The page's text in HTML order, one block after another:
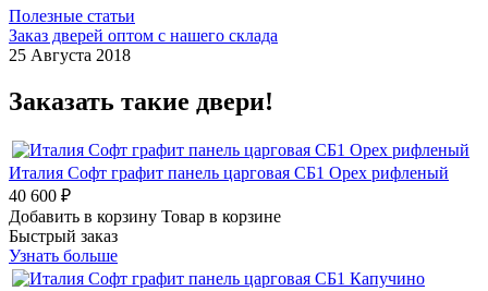
Полезные статьи
Заказ дверей оптом с нашего склада
25 Августа 2018
Заказать такие двери!
Италия Софт графит панель царговая СБ1 Орех рифленый
40 600 ₽
Добавить в корзину Товар в корзине
Быстрый заказ
Узнать больше